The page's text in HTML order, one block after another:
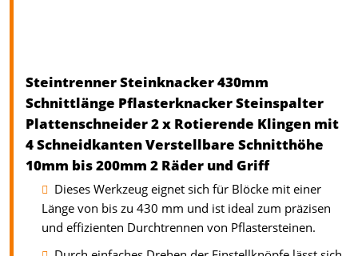
Steintrenner Steinknacker 430mm
Schnittlänge Pflasterknacker Steinspalter
Plattenschneider 2 x Rotierende Klingen mit
4 Schneidkanten Verstellbare Schnitthöhe
10mm bis 200mm 2 Räder und Griff
Dieses Werkzeug eignet sich für Blöcke mit einer
Länge von bis zu 430 mm und ist ideal zum präzisen
und effizienten Durchtrennen von Pflastersteinen.